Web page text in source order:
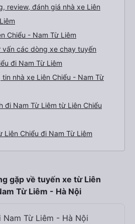
review, đánh giá nhà xe Liên
Chiểu - Nam Từ Liêm
vấn các dòng xe chạy tuyến
đi Nam Từ Liêm
nhà xe Liên Chiểu - Nam Từ
đi Nam Từ Liêm từ Liên Chiểu
Chiểu đi Nam Từ Liêm
gặp về tuyến xe từ Liên
Từ Liêm - Hà Nội
Nam Từ Liêm - Hà Nội